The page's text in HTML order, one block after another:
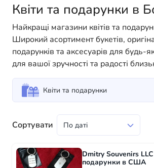
допомогти людям адаптуватися до
пропонуємо різноманітні рішення як
так і для юридичних осіб, щоб
Америці більш комфортним та
професійних консультацій до
допомоги — у нас є все необхідне
старту вашого нового життя в США
Квіти та подарунки в
Найкращі магазини квітів та
Широкий асортимент букетів,
подарунків та аксесуарів для будь-
для вашої зручності та радості
Квіти та подарунки
Сортувати
Dmitry Souvenirs
подарунки в США